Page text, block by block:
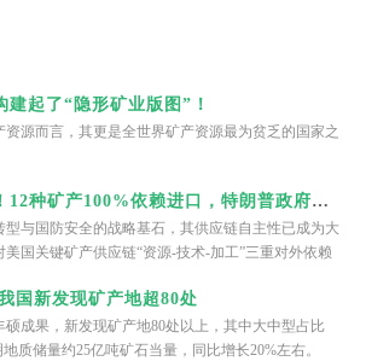
建起了“隐形矿业版图”！
资源而言，其更是全世界矿产资源最为贫乏的国家之
美国关键矿产告急！12种矿产100%依赖进口，特朗普政府亲自下场当“股东”
型与国防安全的战略基石，其供应链自主性已成为大
国关键矿产供应链“资源-技术-加工”三重对外依赖
接入股矿业企业、联动政策工具、构建产业生态三
资源控制与产业回流的双重目标。这种“资本+政
同于纯粹的市场调节，也区别于直接的行政令，成
国新发现矿产地超80处
成果，新发现矿产地80处以上，其中大中型占比
质储量约25亿吨矿石当量，同比增长20%左右。